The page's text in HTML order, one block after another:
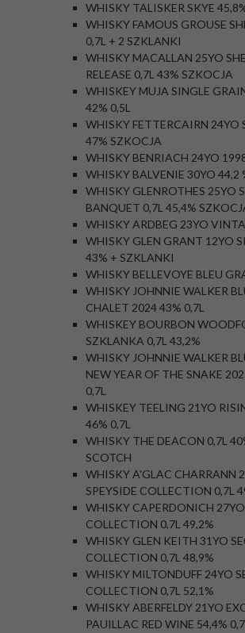
WHISKY TALISKER SKYE
WHISKY FAMOUS GROUSE
0,7L + 2 SZKLANKI
WHISKY MACALLAN 25YO
RELEASE 0,7L 43% SZKOCJA
WHISKEY MUJA SINGLE
42% 0,5L
WHISKY FETTERCAIRN 24YO
47% SZKOCJA
WHISKY BENRIACH 24YO
WHISKY BALVENIE 30YO 44,2
WHISKY GLENROTHES 25YO
BANQUET 0,7L 45,4%
WHISKY ARDBEG 23YO
WHISKY GLEN GRANT 12YO
43% + SZKLANKI
WHISKY BELLEVOYE BLEU
WHISKY JOHNNIE WALKER
CHALET 2024 43% 0,7L
WHISKEY BOURBON
SZKLANKA 0,7L 43,2%
WHISKY JOHNNIE WALKER
NEW YEAR OF THE SNAKE
0,7L
WHISKEY TEELING 21YO
46% 0,7L
WHISKY THE DEACON 0,7L
SCOTCH
WHISKY A'GLAC CHARRANN
SPEYSIDE COLLECTION 0,7L
WHISKY CAPERDONICH 27YO
COLLECTION 0,7L 49,2%
WHISKY GLEN KEITH 31YO
COLLECTION 0,7L 48,9%
WHISKY MILTONDUFF 24YO
COLLECTION 0,7L 52,1%
WHISKY ABERFELDY 21YO
PAUILLAC RED WINE 54,4%